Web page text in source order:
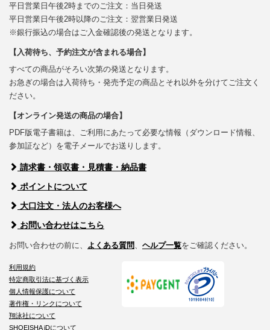
平日営業日午後2時までのご注文：当日発送
平日営業日午後2時以降のご注文：翌営業日発送
※銀行振込の場合はご入金確認後の発送となります。
【入荷待ち、予約注文が含まれる場合】
すべての商品がそろい次第の発送となります。
お急ぎの場合は入荷待ち・発売予定の商品とそれ以外を分けてご注文く
ださい。
【オンライン発送の商品の場合】
PDF版電子書籍は、ご利用にあたって必要な情報（ダウンロード情報、
参加証など）を電子メールでお送りします。
請求書・領収書・見積書・納品書
ポイントについて
大口注文・法人のお客様へ
お問い合わせはこちら
お問い合わせの前に、 よくある質問 ヘルプ一覧をご確認ください。
利用規約
特定商取引法に基づく表示
個人情報保護について
著作権・リンクについて
翔泳社について
SHOEISHA iDについて